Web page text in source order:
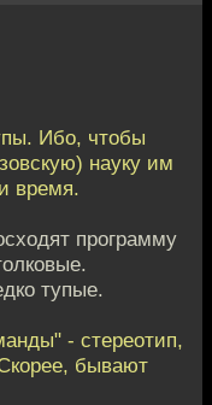
Ибо, чтобы
науку им
время.
программу
тупые.
- стереотип,
бывают